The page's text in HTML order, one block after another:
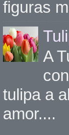
figuras
A
tulipa a
amor....